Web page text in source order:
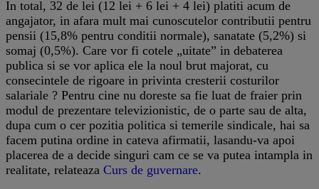
In total, 32 de lei (12 lei + 6 lei + 4 lei) platiti acum de
angajator, in afara mult mai cunoscutelor contributii pentru
pensii (15,8% pentru conditii normale), sanatate (5,2%) si
somaj (0,5%). Care vor fi cotele „uitate” in debaterea
publica si se vor aplica ele la noul brut majorat, cu
consecintele de rigoare in privinta cresterii costurilor
salariale ? Pentru cine nu doreste sa fie luat de fraier prin
modul de prezentare televizionistic, de o parte sau de alta,
dupa cum o cer pozitia politica si temerile sindicale, hai sa
facem putina ordine in cateva afirmatii, lasandu-va apoi
placerea de a decide singuri cam ce se va putea intampla in
realitate, relateaza Curs de guvernare.